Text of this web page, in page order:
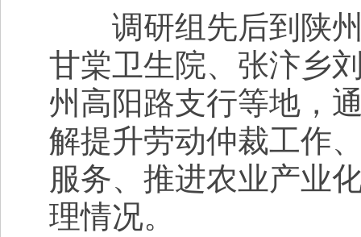
调研组先后到陕州
甘棠卫生院、张汴乡
州高阳路支行等地，
解提升劳动仲裁工作
服务、推进农业产业
理情况。